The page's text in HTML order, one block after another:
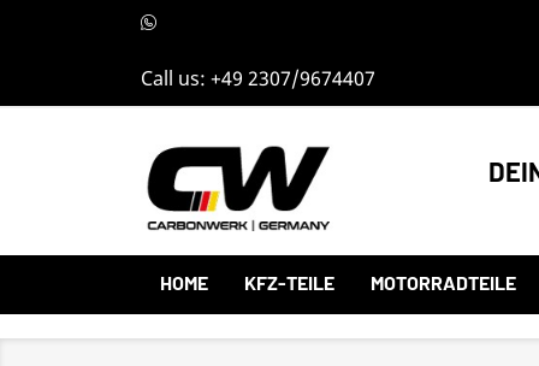
Call us: +49 2307/9674407
HOME KFZ-TEILE MOTORRADTEILE